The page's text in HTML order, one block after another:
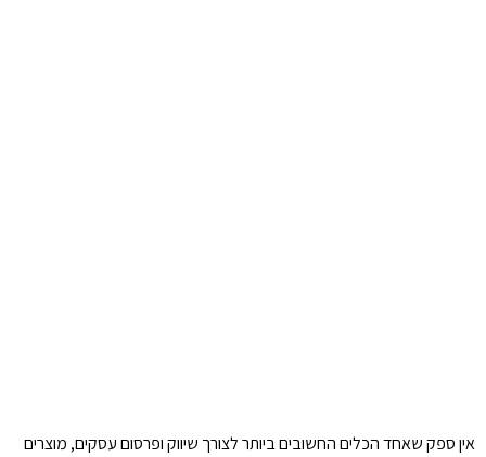
אין ספק שאחד הכלים החשובים ביותר לצורך שיווק ופרסום עסקים, מוצרים